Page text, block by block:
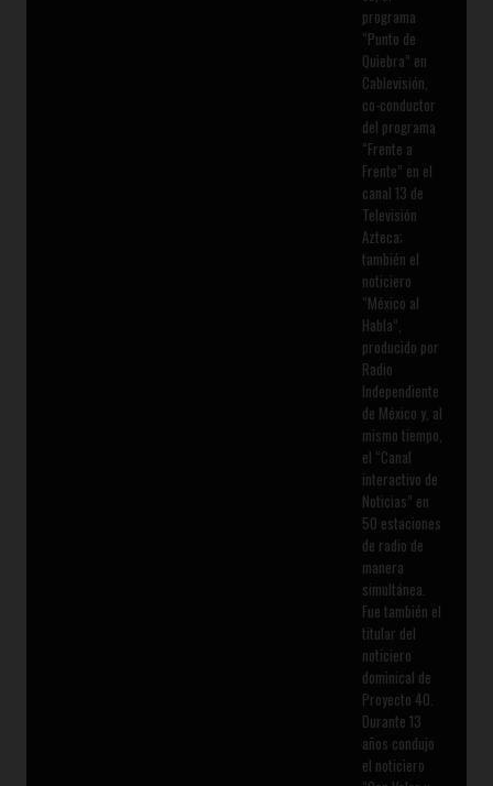
programa
“Punto de
Quiebra” en
Cablevisión,
co-conductor
del programa
“Frente a
Frente” en el
canal 13 de
Televisión
Azteca;
también el
noticiero
“México al
Habla”,
producido por
Radio
Independiente
de México y, al
mismo tiempo,
el “Canal
interactivo de
Noticias” en
50 estaciones
de radio de
manera
simultánea.
Fue también el
titular del
noticiero
dominical de
Proyecto 40.
Durante 13
años condujo
el noticiero